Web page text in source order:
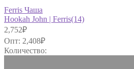
Ferris Чаша
Hookah John | Ferris(14)
2,752₽
Опт: 2,408₽
Количество: